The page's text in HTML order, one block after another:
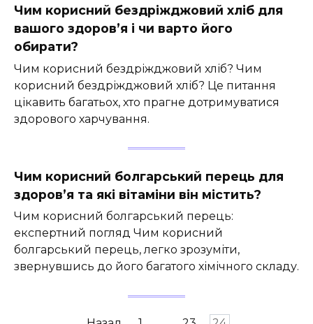
Чим корисний бездріжджовий хліб для
вашого здоров’я і чи варто його
обирати?
Чим корисний бездріжджовий хліб? Чим
корисний бездріжджовий хліб? Це питання
цікавить багатьох, хто прагне дотримуватися
здорового харчування.
Чим корисний болгарський перець для
здоров’я та які вітаміни він містить?
Чим корисний болгарський перець:
експертний погляд Чим корисний
болгарський перець, легко зрозуміти,
звернувшись до його багатого хімічного складу.